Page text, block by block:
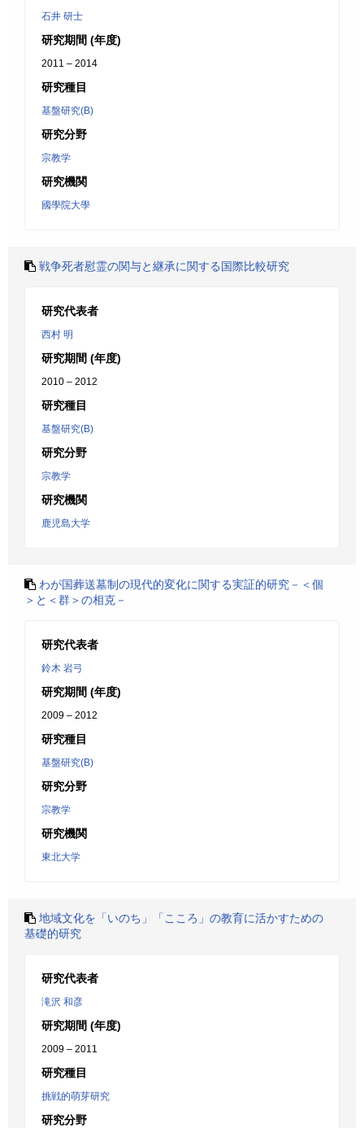
石井 研士
研究期間 (年度)
2011 – 2014
研究種目
基盤研究(B)
研究分野
宗教学
研究機関
國學院大學
戦争死者慰霊の関与と継承に関する国際比較研究
研究代表者
西村 明
研究期間 (年度)
2010 – 2012
研究種目
基盤研究(B)
研究分野
宗教学
研究機関
鹿児島大学
わが国葬送墓制の現代的変化に関する実証的研究－＜個
＞と＜群＞の相克－
研究代表者
鈴木 岩弓
研究期間 (年度)
2009 – 2012
研究種目
基盤研究(B)
研究分野
宗教学
研究機関
東北大学
地域文化を「いのち」「こころ」の教育に活かすための
基礎的研究
研究代表者
滝沢 和彦
研究期間 (年度)
2009 – 2011
研究種目
挑戦的萌芽研究
研究分野